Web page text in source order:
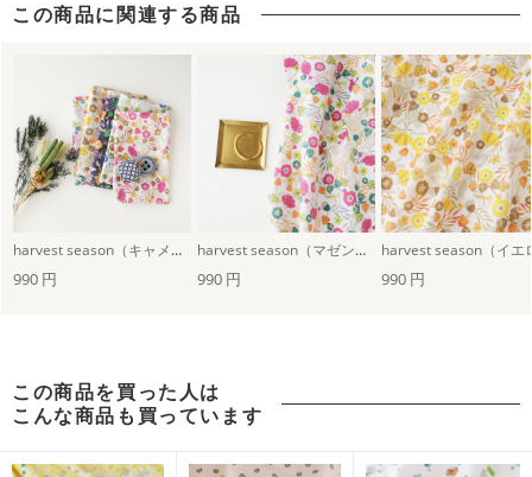
洋服に仕立てたくなるデザイン
アウトドアグッズ・キャンプギアを自作しよう！
浴衣におすすめの柄・デザイン
この商品に関連する商品
harvest season（キャメル×ウォームピンク） harvest season（マゼンダピンク）
990 円 990 円 990 円
この商品を買った人は
こんな商品も買っています